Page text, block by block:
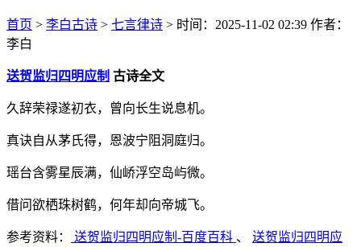
首页 > 李白古诗 > 七言律诗 > 时间：2025-11-02 02:39 作者：
李白
送贺监归四明应制 古诗全文
久辞荣禄遂初衣，曾向长生说息机。
真诀自从茅氏得，恩波宁阻洞庭归。
瑶台含雾星辰满，仙峤浮空岛屿微。
借问欲栖珠树鹤，何年却向帝城飞。
参考资料： 送贺监归四明应制-百度百科 、 送贺监归四明应